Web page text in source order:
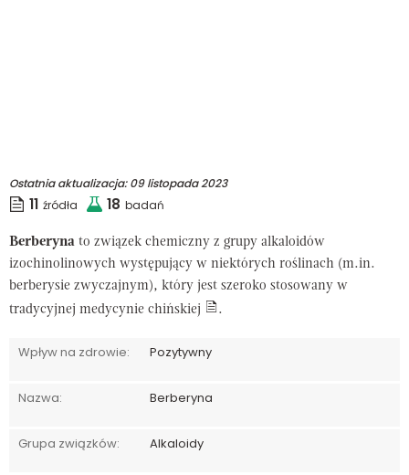
Ostatnia aktualizacja:09 listopada 2023
11 źródła 18 badań
Berberyna to związek chemiczny z grupy alkaloidów
izochinolinowych występujący w niektórych roślinach (m.in.
berberysie zwyczajnym), który jest szeroko stosowany w
tradycyjnej medycynie chińskiej
.
Wpływ na zdrowie: Pozytywny
Nazwa: Berberyna
Grupa związków: Alkaloidy